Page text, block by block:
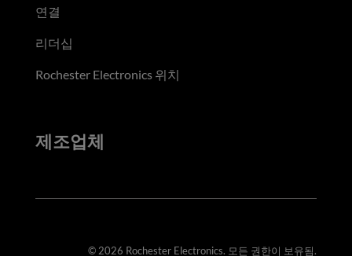
연결
리더십
Rochester Electronics 위치
제조업체
© 2026 Rochester Electronics. 모든 권한이 보유됨.